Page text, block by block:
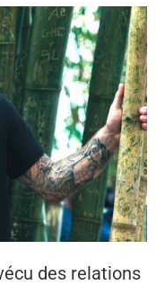
des relations